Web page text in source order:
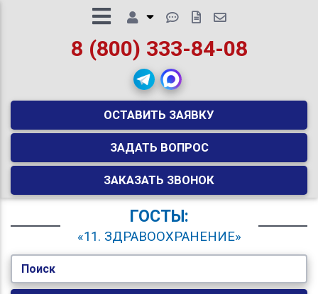
8 (800) 333-84-08
ОСТАВИТЬ ЗАЯВКУ
ЗАДАТЬ ВОПРОС
ЗАКАЗАТЬ ЗВОНОК
ГОСТЫ:
«11. ЗДРАВООХРАНЕНИЕ»
Поиск